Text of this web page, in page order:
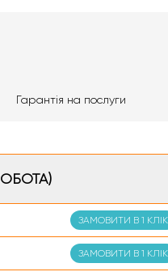
Гарантія на послуги
ЗАМОВИТИ В 1 КЛІК
ЗАМОВИТИ В 1 КЛІК